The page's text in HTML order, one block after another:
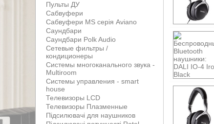
Пульты ДУ
Сабвуфери
Сабвуфери MS серія Aviano
Саундбари
Саундбари Polk Audio
Сетевые фильтры /
кондиционеры
Системы многоканального звука -
Multiroom
Системы управления - smart
house
Телевизоры LCD
Телевизоры Плазменные
Підсилювачі для наушников